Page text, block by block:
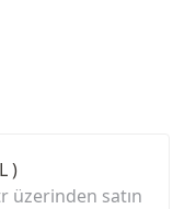
)
üzerinden satın